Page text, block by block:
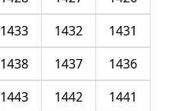
1431
1432
1433
1436
1437
1438
1441
1442
1443